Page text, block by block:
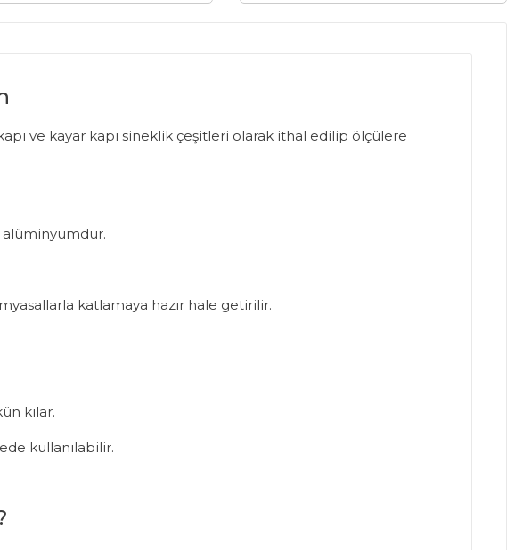
ve kayar kapı sineklik çeşitleri olarak ithal edilip ölçülere
alüminyumdur.
katlamaya hazır hale getirilir.
kılar.
kullanılabilir.